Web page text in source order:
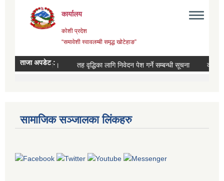
सामाजिक सञ्जालका लिंकहरु